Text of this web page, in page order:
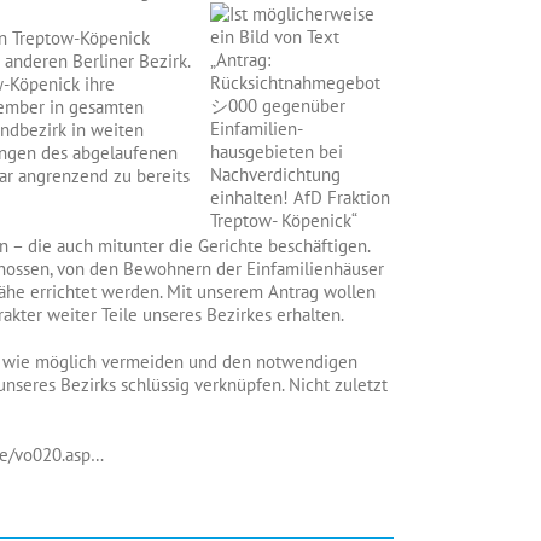
Treptow-Köpenick
Berliner Bezirk.
Köpenick ihre
in gesamten
in weiten
des abgelaufenen
angrenzend zu bereits
– die auch mitunter die Gerichte beschäftigen.
von den Bewohnern der Einfamilienhäuser
errichtet werden. Mit unserem Antrag wollen
weiter Teile unseres Bezirkes erhalten.
möglich vermeiden und den notwendigen
Bezirks schlüssig verknüpfen. Nicht zuletzt
vo020.asp…